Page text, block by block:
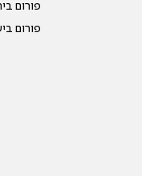
פורום
פורום